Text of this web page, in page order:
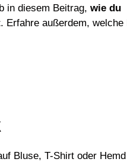
in diesem Beitrag, wie du
. Erfahre außerdem, welche
Bluse, T-Shirt oder